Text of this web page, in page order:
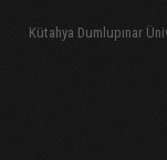
Kütahya Dumlupınar